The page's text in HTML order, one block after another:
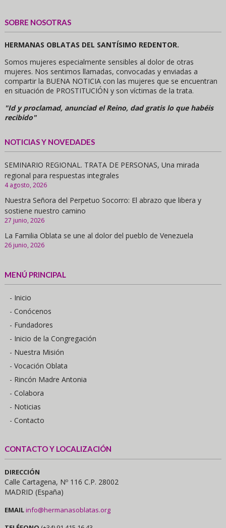
SOBRE NOSOTRAS
HERMANAS OBLATAS DEL SANTÍSIMO REDENTOR.
Somos mujeres especialmente sensibles al dolor de otras
mujeres. Nos sentimos llamadas, convocadas y enviadas a
compartir la BUENA NOTICIA con las mujeres que se encuentran
en situación de PROSTITUCIÓN y son víctimas de la trata.
"Id y proclamad, anunciad el Reino, dad gratis lo que habéis
recibido"
NOTICIAS Y NOVEDADES
SEMINARIO REGIONAL. TRATA DE PERSONAS, Una mirada
regional para respuestas integrales
4 agosto, 2026
Nuestra Señora del Perpetuo Socorro: El abrazo que libera y
sostiene nuestro camino
27 junio, 2026
La Familia Oblata se une al dolor del pueblo de Venezuela
26 junio, 2026
MENÚ PRINCIPAL
- Inicio
- Conócenos
- Fundadores
- Inicio de la Congregación
- Nuestra Misión
- Vocación Oblata
- Rincón Madre Antonia
- Colabora
- Noticias
- Contacto
CONTACTO Y LOCALIZACIÓN
DIRECCIÓN
Calle Cartagena, Nº 116 C.P. 28002
MADRID (España)
EMAILinfo@hermanasoblatas.org